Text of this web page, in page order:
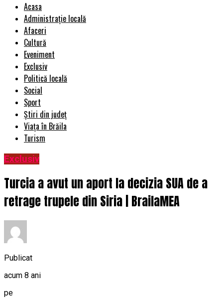
Acasa
Administrație locală
Afaceri
Cultură
Eveniment
Exclusiv
Politică locală
Social
Sport
Știri din județ
Viața în Brăila
Turism
Exclusiv
Turcia a avut un aport la decizia SUA de a
retrage trupele din Siria | BrailaMEA
Publicat
acum 8 ani
pe